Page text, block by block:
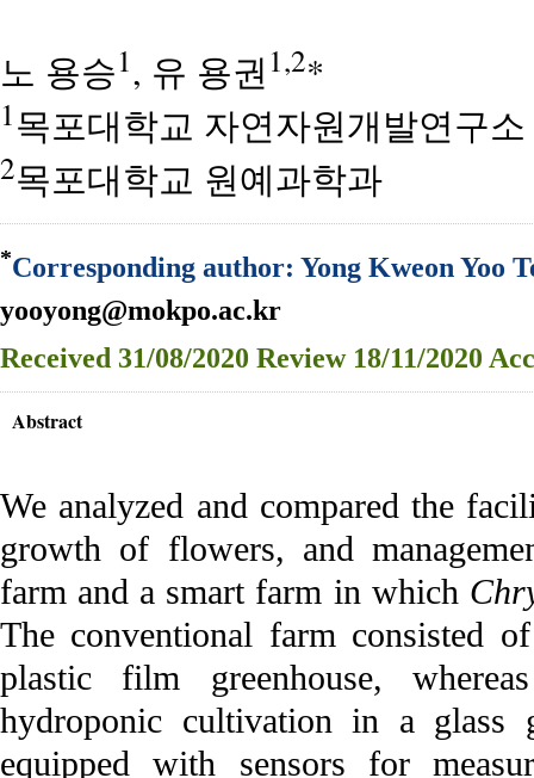
노 용승1, 유 용권 1,2*
1목포대학교 자연자원개발연구소
2목포대학교 원예과학과
*Corresponding author: Yong Kweon Yoo
yooyong@mokpo.ac.kr
Received 31/08/2020 Review18/11/2020
Abstract
We analyzed and compared the
growth of flowers, and
farm and a smart farm in which
The conventional farm consisted
plastic film greenhouse,
hydroponic cultivation in a glass
equipped with sensors for